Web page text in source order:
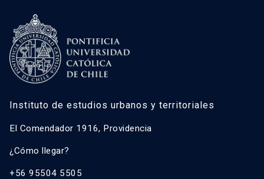
Instituto de estudios urbanos y territoriales
El Comendador 1916, Providencia
¿Cómo llegar?
+56 95504 5505